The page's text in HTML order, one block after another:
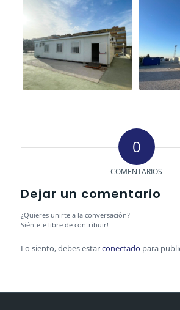
0
COMENTARIOS
Dejar un comentario
¿Quieres unirte a la conversación?
Siéntete libre de contribuir!
Lo siento, debes estarconectado para